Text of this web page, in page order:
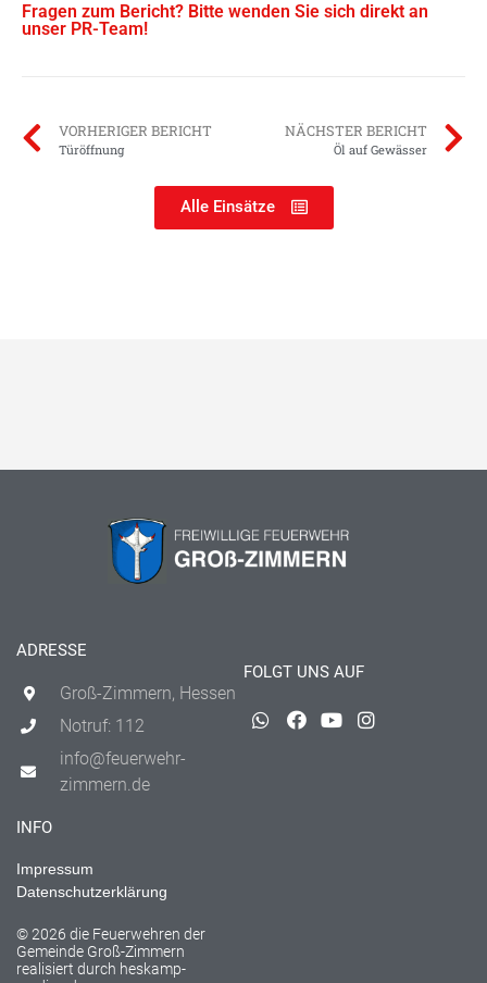
Fragen zum Bericht? Bitte wenden Sie sich direkt an
unser PR-Team!
VORHERIGER BERICHT
Türöffnung
NÄCHSTER BERICHT
Öl auf Gewässer
Alle Einsätze
ADRESSE
Groß-Zimmern, Hessen
Notruf: 112
info@feuerwehr-
zimmern.de
FOLGT UNS AUF
INFO
Impressum
Datenschutzerklärung
© 2026 die Feuerwehren der
Gemeinde Groß-Zimmern
realisiert durch heskamp-